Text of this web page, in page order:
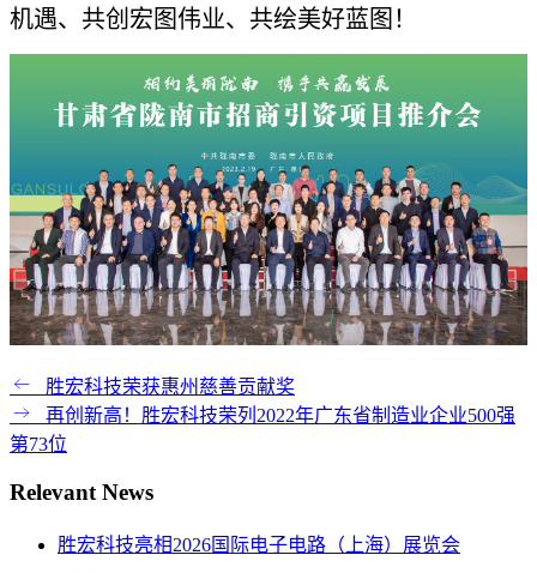
机遇、共创宏图伟业、共绘美好蓝图！
胜宏科技荣获惠州慈善贡献奖
再创新高！胜宏科技荣列2022年广东省制造业企业500强
第73位
Relevant News
胜宏科技亮相2026国际电子电路（上海）展览会